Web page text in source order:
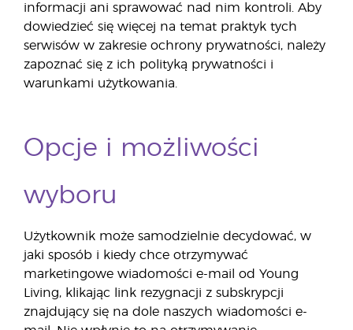
informacji ani sprawować nad nim kontroli. Aby
dowiedzieć się więcej na temat praktyk tych
serwisów w zakresie ochrony prywatności, należy
zapoznać się z ich polityką prywatności i
warunkami użytkowania.
Opcje i możliwości
wyboru
Użytkownik może samodzielnie decydować, w
jaki sposób i kiedy chce otrzymywać
marketingowe wiadomości e-mail od Young
Living, klikając link rezygnacji z subskrypcji
znajdujący się na dole naszych wiadomości e-